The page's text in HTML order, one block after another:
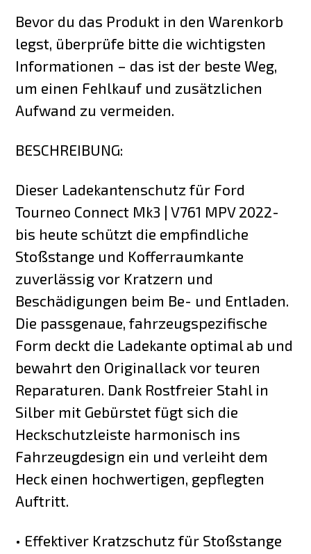
Bevor du das Produkt in den Warenkorb
legst, überprüfe bitte die wichtigsten
Informationen – das ist der beste Weg,
um einen Fehlkauf und zusätzlichen
Aufwand zu vermeiden.
BESCHREIBUNG:
Dieser Ladekantenschutz für Ford
Tourneo Connect Mk3 | V761 MPV 2022-
bis heute schützt die empfindliche
Stoßstange und Kofferraumkante
zuverlässig vor Kratzern und
Beschädigungen beim Be- und Entladen.
Die passgenaue, fahrzeugspezifische
Form deckt die Ladekante optimal ab und
bewahrt den Originallack vor teuren
Reparaturen. Dank Rostfreier Stahl in
Silber mit Gebürstet fügt sich die
Heckschutzleiste harmonisch ins
Fahrzeugdesign ein und verleiht dem
Heck einen hochwertigen, gepflegten
Auftritt.
• Effektiver Kratzschutz für Stoßstange